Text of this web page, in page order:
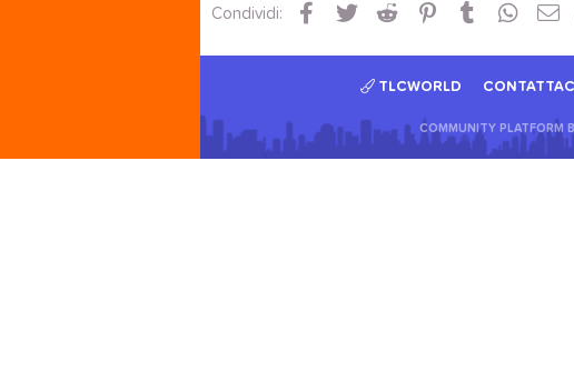
Condividi: Facebook
Twitter Reddit PinterestTumblr
TLCWORLD
COMMUNITY PLATFORM